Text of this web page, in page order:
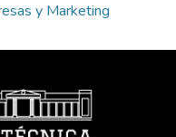
y Marketing